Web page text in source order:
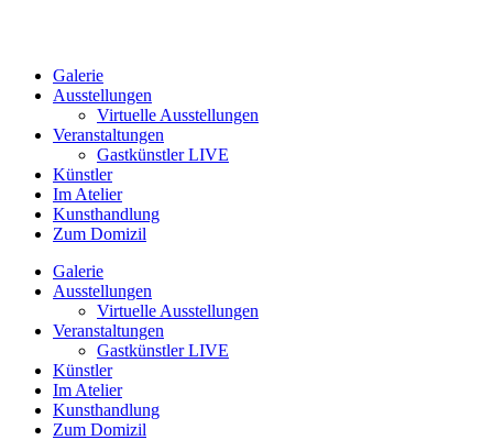
Galerie
Ausstellungen
Virtuelle Ausstellungen
Veranstaltungen
Gastkünstler LIVE
Künstler
Im Atelier
Kunsthandlung
Zum Domizil
Galerie
Ausstellungen
Virtuelle Ausstellungen
Veranstaltungen
Gastkünstler LIVE
Künstler
Im Atelier
Kunsthandlung
Zum Domizil